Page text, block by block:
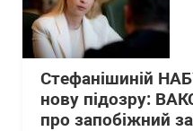
Стефанішиній
нову підозру:
про запобіжний